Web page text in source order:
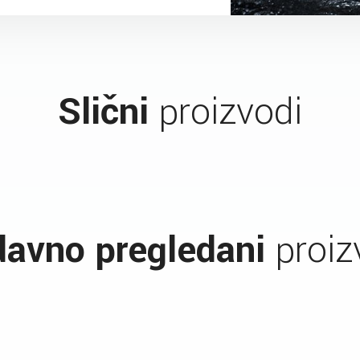
Slični proizvodi
pregledani